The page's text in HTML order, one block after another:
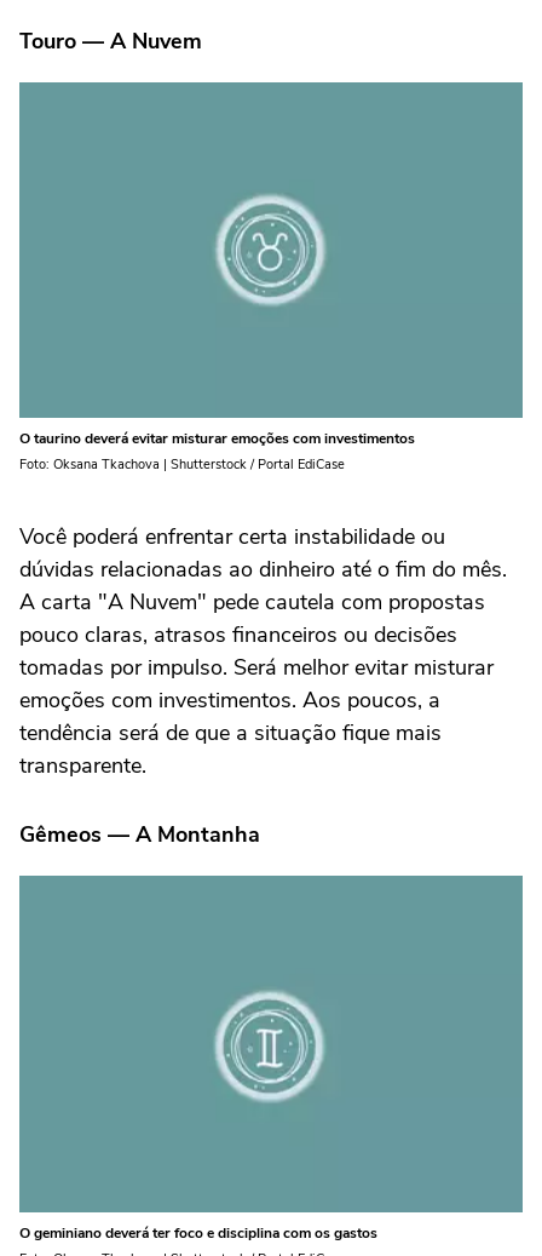
Touro — A Nuvem
O taurino deverá evitar misturar emoções com investimentos
Foto: Oksana Tkachova | Shutterstock / Portal EdiCase
Você poderá enfrentar certa instabilidade ou
dúvidas relacionadas ao dinheiro até o fim do mês.
A carta "A Nuvem" pede cautela com propostas
pouco claras, atrasos financeiros ou decisões
tomadas por impulso. Será melhor evitar misturar
emoções com investimentos. Aos poucos, a
tendência será de que a situação fique mais
transparente.
Gêmeos — A Montanha
O geminiano deverá ter foco e disciplina com os gastos